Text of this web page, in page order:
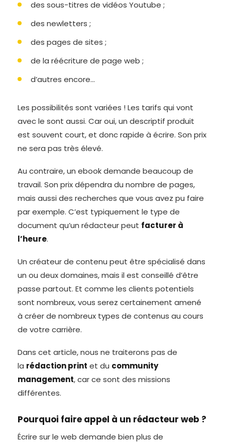
des sous-titres de vidéos Youtube ;
des newletters ;
des pages de sites ;
de la réécriture de page web ;
d’autres encore…
Les possibilités sont variées ! Les tarifs qui vont
avec le sont aussi. Car oui, un descriptif produit
est souvent court, et donc rapide à écrire. Son prix
ne sera pas très élevé.
Au contraire, un ebook demande beaucoup de
travail. Son prix dépendra du nombre de pages,
mais aussi des recherches que vous avez pu faire
par exemple. C’est typiquement le type de
document qu’un rédacteur peut facturer à
l’heure.
Un créateur de contenu peut être spécialisé dans
un ou deux domaines, mais il est conseillé d’être
passe partout. Et comme les clients potentiels
sont nombreux, vous serez certainement amené
à créer de nombreux types de contenus au cours
de votre carrière.
Dans cet article, nous ne traiterons pas de
la rédaction print et du community
management, car ce sont des missions
différentes.
Pourquoi faire appel à un rédacteur web ?
Écrire sur le web demande bien plus de